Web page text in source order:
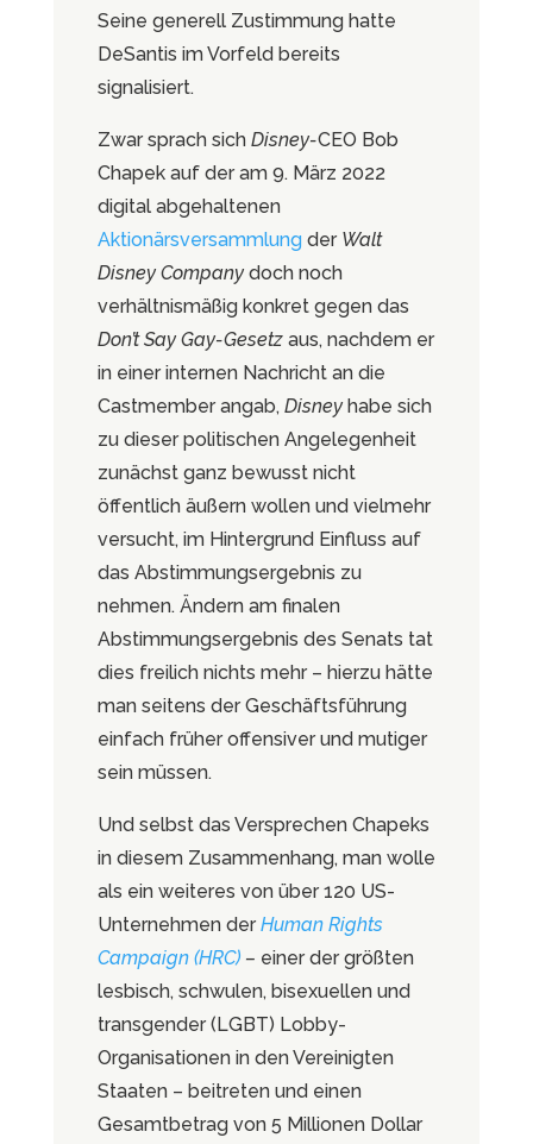
Seine generell Zustimmung hatte
DeSantis im Vorfeld bereits
signalisiert.
Zwar sprach sich Disney-CEO Bob
Chapek auf der am 9. März 2022
digital abgehaltenen
Aktionärsversammlungder Walt
Disney Company doch noch
verhältnismäßig konkret gegen das
Don’t Say Gay-Gesetzaus, nachdem er
in einer internen Nachricht an die
Castmember angab, Disneyhabe sich
zu dieser politischen Angelegenheit
zunächst ganz bewusst nicht
öffentlich äußern wollen und vielmehr
versucht, im Hintergrund Einfluss auf
das Abstimmungsergebnis zu
nehmen. Ändern am finalen
Abstimmungsergebnis des Senats tat
dies freilich nichts mehr – hierzu hätte
man seitens der Geschäftsführung
einfach früher offensiver und mutiger
sein müssen.
Und selbst das Versprechen Chapeks
in diesem Zusammenhang, man wolle
als ein weiteres von über 120 US-
Unternehmen derHuman Rights
Campaign (HRC)– einer der größten
lesbisch, schwulen, bisexuellen und
transgender (LGBT) Lobby-
Organisationen in den Vereinigten
Staaten – beitreten und einen
Gesamtbetrag von 5 Millionen Dollar